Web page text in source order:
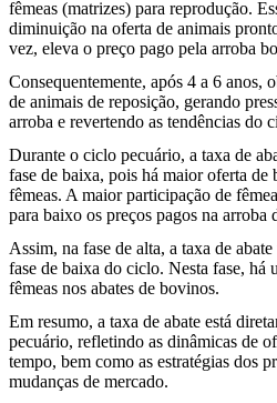
fêmeas (matrizes) para reprodução.
diminuição na oferta de animais
vez, eleva o preço pago pela arroba
Consequentemente, após 4 a 6 anos,
de animais de reposição, gerando
arroba e revertendo as tendências do
Durante o ciclo pecuário, a taxa de
fase de baixa, pois há maior oferta
fêmeas. A maior participação de
para baixo os preços pagos na arroba
Assim, na fase de alta, a taxa de
fase de baixa do ciclo. Nesta fase, há
fêmeas nos abates de bovinos.
Em resumo, a taxa de abate está
pecuário, refletindo as dinâmicas de
tempo, bem como as estratégias dos
mudanças de mercado.